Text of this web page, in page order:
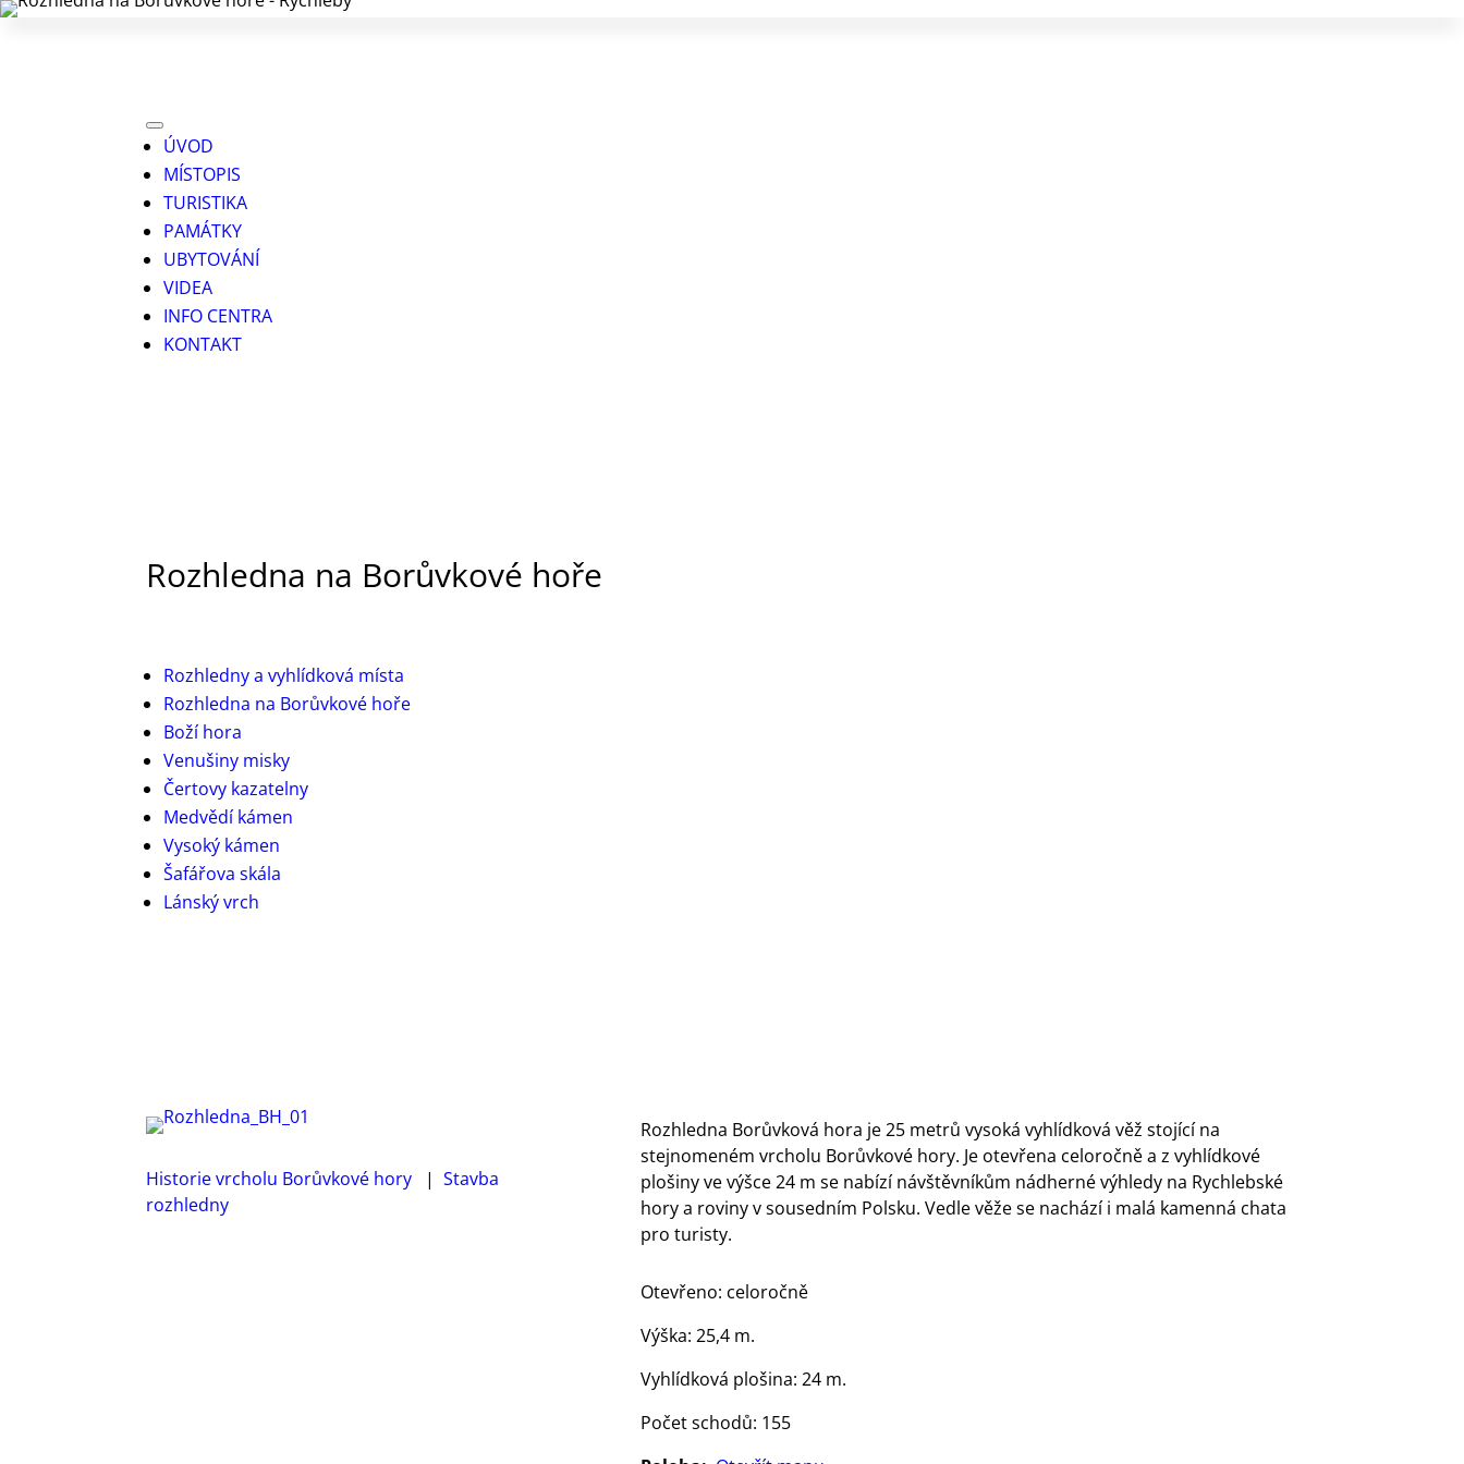
ÚVOD
MÍSTOPIS
TURISTIKA
PAMÁTKY
UBYTOVÁNÍ
VIDEA
INFO CENTRA
KONTAKT
Rozhledna na Borůvkové hoře
Rozhledny a vyhlídková místa
Rozhledna na Borůvkové hoře
Boží hora
Venušiny misky
Čertovy kazatelny
Medvědí kámen
Vysoký kámen
Šafářova skála
Lánský vrch
Historie vrcholu Borůvkové hory |Stavba
rozhledny
Rozhledna Borůvková hora je 25 metrů vysoká vyhlídková věž stojící na
stejnomeném vrcholu Borůvkové hory. Je otevřena celoročně a z vyhlídkové
plošiny ve výšce 24 m se nabízí návštěvníkům nádherné výhledy na Rychlebské
hory a roviny v sousedním Polsku. Vedle věže se nachází i malá kamenná chata
pro turisty.
Otevřeno: celoročně
Výška: 25,4 m.
Vyhlídková plošina: 24 m.
Počet schodů: 155